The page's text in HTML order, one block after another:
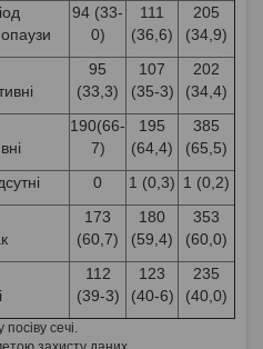
94 (33-
0)
111
(36,6)
205
(34,9)
95
(33,3)
107
(35-3)
202
(34,4)
190(66-
7)
195
(64,4)
385
(65,5)
0 1 (0,3) 1 (0,2)
173
(60,7)
180
(59,4)
353
(60,0)
112
(39-3)
123
(40-6)
235
(40,0)
сечі.